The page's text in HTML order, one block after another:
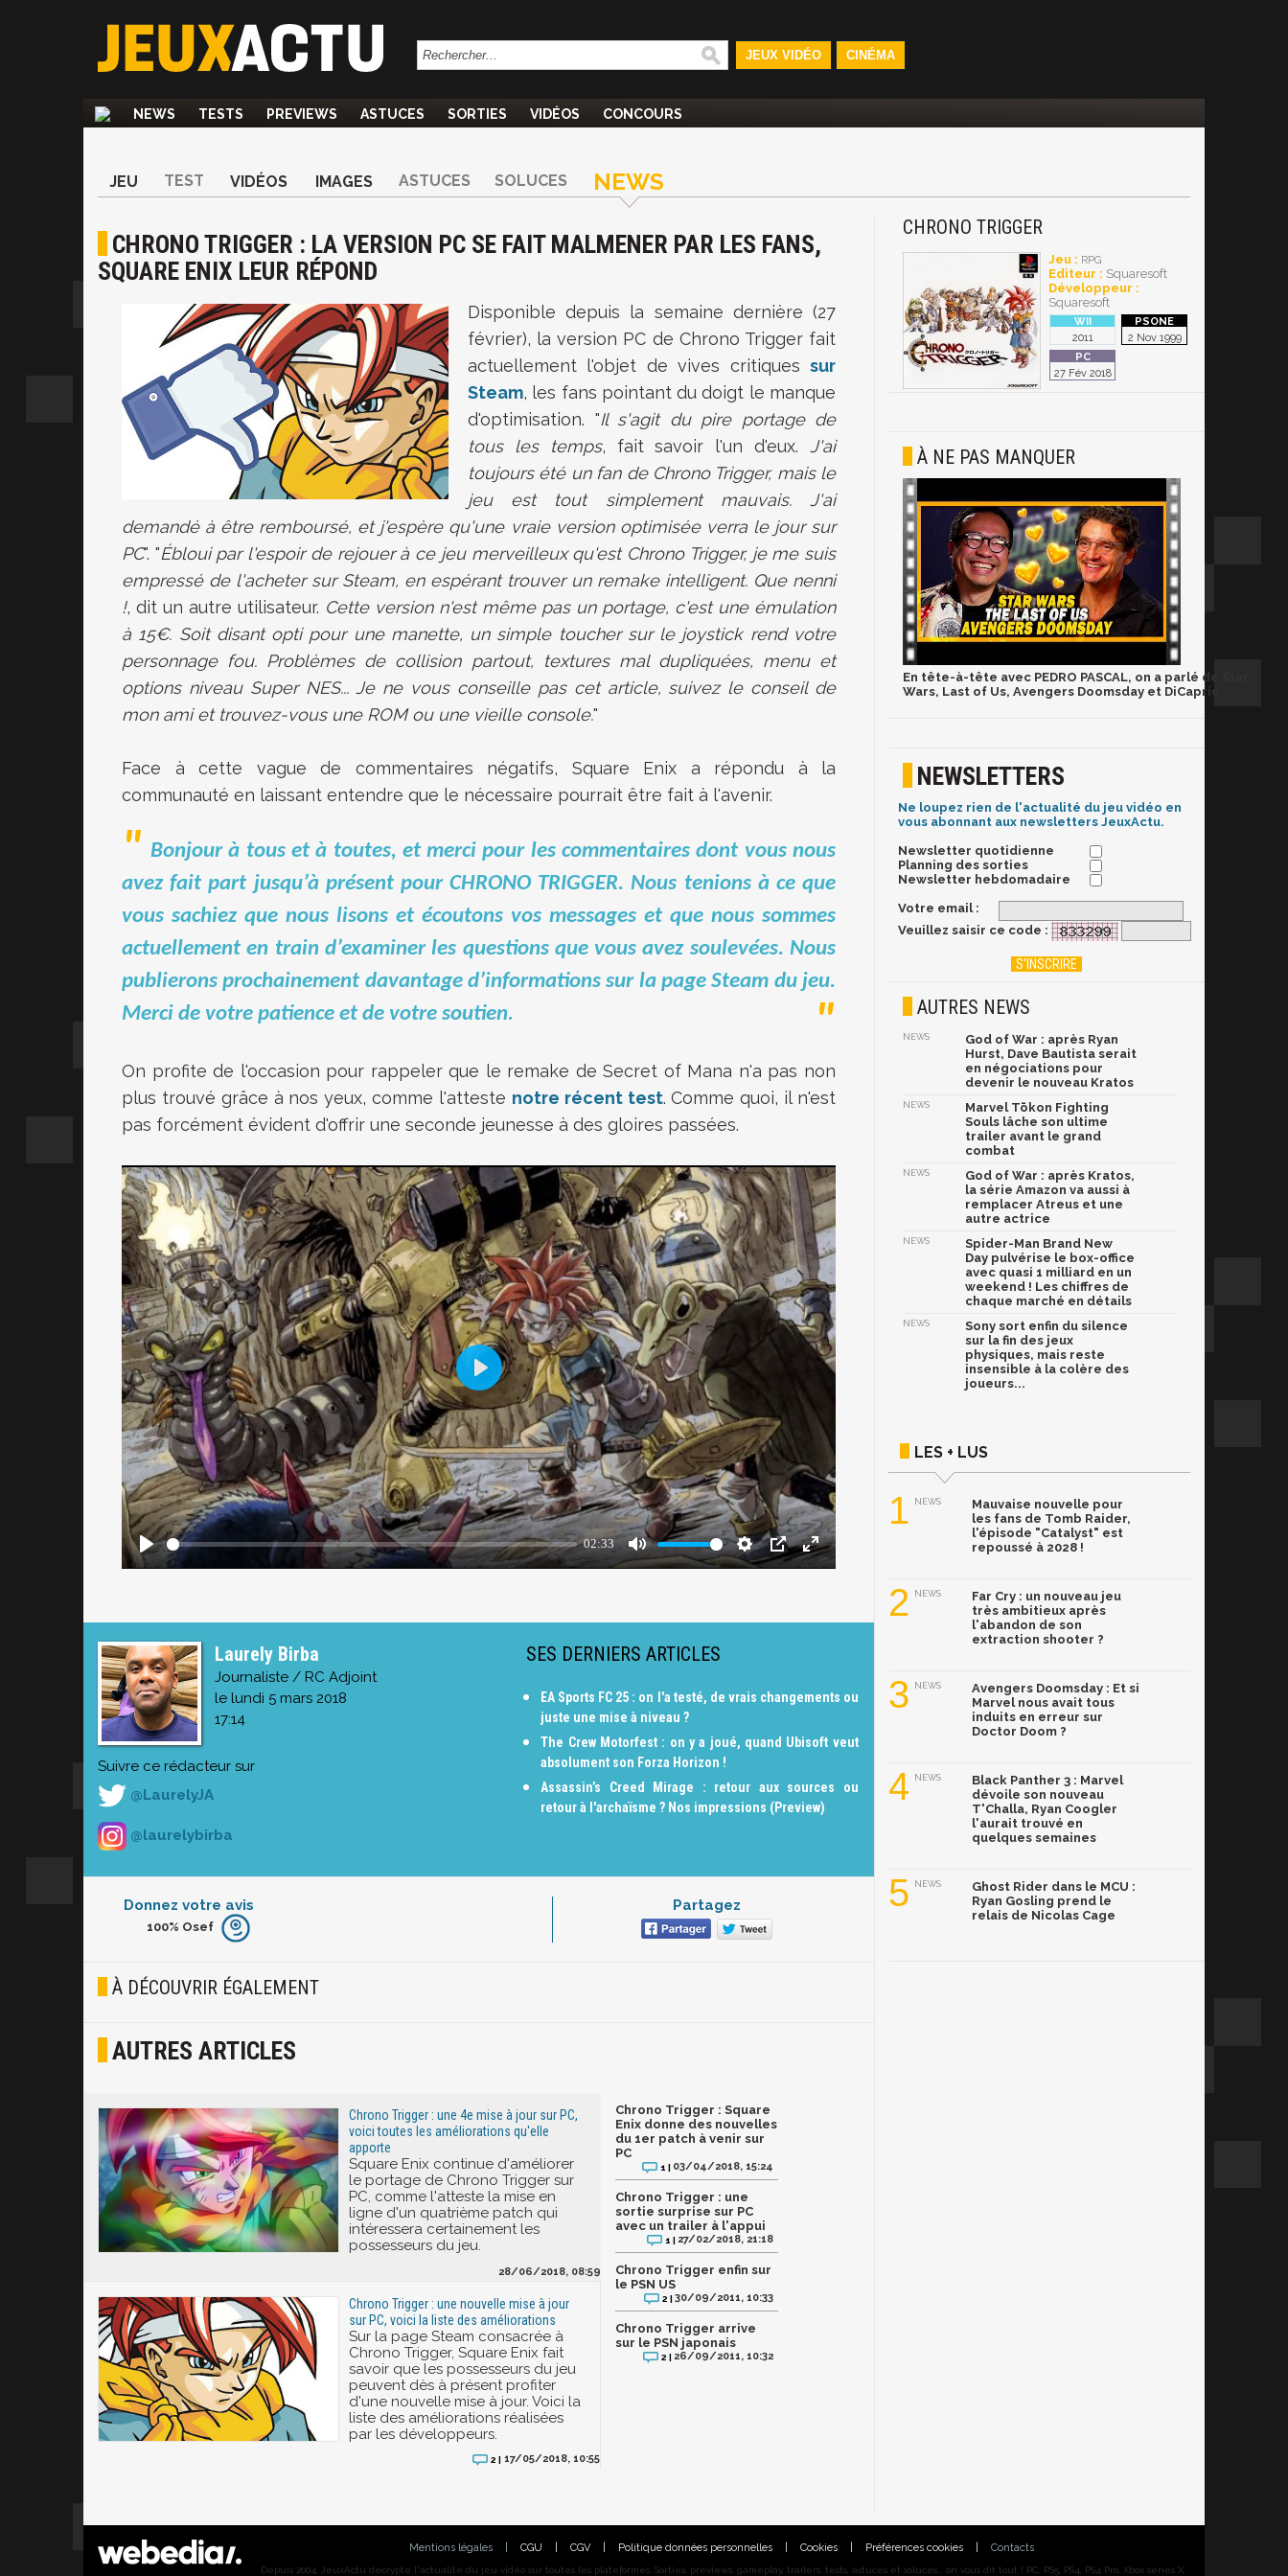
JEUX VIDÉO CINÉMA
NEWS TESTS PREVIEWS ASTUCES SORTIES VIDÉOS CONCOURS
JEU TEST VIDÉOS IMAGES ASTUCES SOLUCES NEWS
CHRONO TRIGGER : LA VERSION PC SE FAIT MALMENER PAR LES FANS,
SQUARE ENIX LEUR RÉPOND
Disponible depuis la semaine dernière (27
février), la version PC de Chrono Trigger fait
actuellement l'objet de vives critiques sur
Steam, les fans pointant du doigt le manque
d'optimisation. "Il s'agit du pire portage de
tous les temps, fait savoir l'un d'eux. J'ai
toujours été un fan de Chrono Trigger, mais le
jeu est tout simplement mauvais. J'ai
demandé à être remboursé, et j'espère qu'une vraie version optimisée verra le jour sur
PC". "Ébloui par l'espoir de rejouer à ce jeu merveilleux qu'est Chrono Trigger, je me suis
empressé de l'acheter sur Steam, en espérant trouver un remake intelligent. Que nenni
!, dit un autre utilisateur. Cette version n'est même pas un portage, c'est une émulation
à 15€. Soit disant opti pour une manette, un simple toucher sur le joystick rend votre
personnage fou. Problèmes de collision partout, textures mal dupliquées, menu et
options niveau Super NES... Je ne vous conseille pas cet article, suivez le conseil de
mon ami et trouvez-vous une ROM ou une vieille console."
Face à cette vague de commentaires négatifs, Square Enix a répondu à la
communauté en laissant entendre que le nécessaire pourrait être fait à l'avenir.
Bonjour à tous et à toutes, et merci pour les commentaires dont vous nous
avez fait part jusqu’à présent pour CHRONO TRIGGER. Nous tenions à ce que
vous sachiez que nous lisons et écoutons vos messages et que nous sommes
actuellement en train d’examiner les questions que vous avez soulevées. Nous
publierons prochainement davantage d’informations sur la page Steam du jeu.
Merci de votre patience et de votre soutien.
On profite de l'occasion pour rappeler que le remake de Secret of Mana n'a pas non
plus trouvé grâce à nos yeux, comme l'atteste notre récent test. Comme quoi, il n'est
pas forcément évident d'offrir une seconde jeunesse à des gloires passées.
Laurely Birba
Journaliste / RC Adjoint
le lundi 5 mars 2018
17:14
Suivre ce rédacteur sur
@LaurelyJA
@laurelybirba
SES DERNIERS ARTICLES
EA Sports FC 25 : on l'a testé, de vrais changements ou
juste une mise à niveau ?
The Crew Motorfest : on y a joué, quand Ubisoft veut
absolument son Forza Horizon !
Assassin’s Creed Mirage : retour aux sources ou
retour à l'archaïsme ? Nos impressions (Preview)
Donnez votre avis
Furieux
Joyeux
100% Osef
Partagez
À DÉCOUVRIR ÉGALEMENT
AUTRES ARTICLES
Chrono Trigger : une 4e mise à jour sur PC,
voici toutes les améliorations qu'elle
apporte
Square Enix continue d'améliorer
le portage de Chrono Trigger sur
PC, comme l'atteste la mise en
ligne d'un quatrième patch qui
intéressera certainement les
possesseurs du jeu.
28/06/2018, 08:59
Chrono Trigger : une nouvelle mise à jour
sur PC, voici la liste des améliorations
Sur la page Steam consacrée à
Chrono Trigger, Square Enix fait
savoir que les possesseurs du jeu
peuvent dès à présent profiter
d'une nouvelle mise à jour. Voici la
liste des améliorations réalisées
par les développeurs.
2 | 17/05/2018, 10:55
Chrono Trigger : Square
Enix donne des nouvelles
du 1er patch à venir sur
PC
1 | 03/04/2018, 15:24
Chrono Trigger : une
sortie surprise sur PC
avec un trailer à l'appui
1 | 27/02/2018, 21:18
Chrono Trigger enfin sur
le PSN US
2 |30/09/2011, 10:33
Chrono Trigger arrive
sur le PSN japonais
2 | 26/09/2011, 10:32
CHRONO TRIGGER
Jeu : RPG
Editeur : Squaresoft
Développeur :
Squaresoft
2011 2 Nov 1999
27 Fév 2018
À NE PAS MANQUER
En tête-à-tête avec PEDRO PASCAL, on a parlé de Star
Wars, Last of Us, Avengers Doomsday et DiCaprio
NEWSLETTERS
Ne loupez rien de l'actualité du jeu vidéo en
vous abonnant aux newsletters JeuxActu.
Newsletter quotidienne
Planning des sorties
Newsletter hebdomadaire
Votre email :
Veuillez saisir ce code :
AUTRES NEWS
NEWS
God of War : après Ryan
Hurst, Dave Bautista serait
en négociations pour
devenir le nouveau Kratos
NEWS
Marvel Tōkon Fighting
Souls lâche son ultime
trailer avant le grand
combat
NEWS
God of War : après Kratos,
la série Amazon va aussi à
remplacer Atreus et une
autre actrice
NEWS
Spider-Man Brand New
Day pulvérise le box-office
avec quasi 1 milliard en un
weekend ! Les chiffres de
chaque marché en détails
NEWS
Sony sort enfin du silence
sur la fin des jeux
physiques, mais reste
insensible à la colère des
joueurs...
LES + LUS
1 NEWS
Mauvaise nouvelle pour
les fans de Tomb Raider,
l'épisode "Catalyst" est
repoussé à 2028 !
2 NEWS
Far Cry : un nouveau jeu
très ambitieux après
l'abandon de son
extraction shooter ?
3 NEWS
Avengers Doomsday : Et si
Marvel nous avait tous
induits en erreur sur
Doctor Doom ?
4 NEWS
Black Panther 3 : Marvel
dévoile son nouveau
T'Challa, Ryan Coogler
l'aurait trouvé en
quelques semaines
5 NEWS
Ghost Rider dans le MCU :
Ryan Gosling prend le
relais de Nicolas Cage
Mentions légales CGU CGV Politique données personnelles Cookies Préférences cookies Contacts
Depuis 2004, JeuxActu décrypte l'actualité du jeu vidéo sur toutes les plateformes. Sorties, previews, gameplay, trailers, tests, astuces et soluces... on vous dit tout ! PC, PS5, PS4, PS4 Pro, Xbox series X,